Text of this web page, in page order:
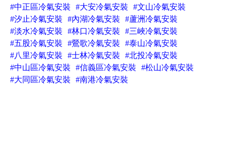
#中正區冷氣安裝
#大安冷氣安裝
#文山冷氣安裝
#汐止冷氣安裝
#內湖冷氣安裝
#蘆洲冷氣安裝
#淡水冷氣安裝
#林口冷氣安裝
#三峽冷氣安裝
#五股冷氣安裝
#鶯歌冷氣安裝
#泰山冷氣安裝
#八里冷氣安裝
#士林冷氣安裝
#北投冷氣安裝
#中山區冷氣安裝
#信義區冷氣安裝
#松山冷氣安裝
#大同區冷氣安裝
#南港冷氣安裝